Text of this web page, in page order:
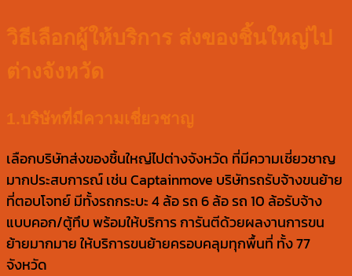
วิธีเลือกผู้ให้บริการ ส่งของชิ้นใหญ่ไป
ต่างจังหวัด
1.บริษัทที่มีความเชี่ยวชาญ
เลือกบริษัทส่งของชิ้นใหญ่ไปต่างจังหวัด ที่มีความเชี่ยวชาญ
มากประสบการณ์ เช่น Captainmove บริษัทรถรับจ้างขนย้าย
ที่ตอบโจทย์ มีทั้งรถกระบะ 4 ล้อ รถ 6 ล้อ รถ 10 ล้อรับจ้าง
แบบคอก/ตู้ทึบ พร้อมให้บริการ การันตีด้วยผลงานการขน
ย้ายมากมาย ให้บริการขนย้ายครอบคลุมทุกพื้นที่ ทั้ง 77
จังหวัด